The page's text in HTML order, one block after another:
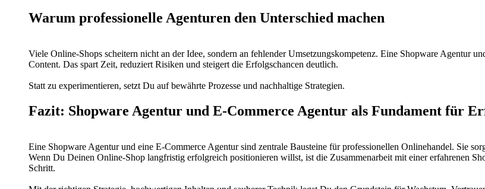
Warum professionelle Agenturen den Unterschied machen
Viele Online-Shops scheitern nicht an der Idee, sondern an fehlender Umsetzungskompetenz. Eine Shopware Agentur
Content. Das spart Zeit, reduziert Risiken und steigert die Erfolgschancen deutlich.
Statt zu experimentieren, setzt Du auf bewährte Prozesse und nachhaltige Strategien.
Fazit: Shopware Agentur und E-Commerce Agentur als Fundament für
Eine Shopware Agentur und eine E-Commerce Agentur sind zentrale Bausteine für professionellen Onlinehandel. Sie
Wenn Du Deinen Online-Shop langfristig erfolgreich positionieren willst, ist die Zusammenarbeit mit einer erfahrenen
Schritt.